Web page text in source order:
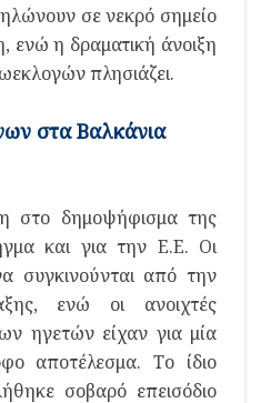
σε νεκρό σημείο
η δραματική άνοιξη
πλησιάζει.
στα Βαλκάνια
στο δημοψήφισμα της
και για την Ε.Ε. Οι
συγκινούνται από την
ενώ οι ανοιχτές
ηγετών είχαν για μία
αποτέλεσμα. Το ίδιο
σοβαρό επεισόδιο